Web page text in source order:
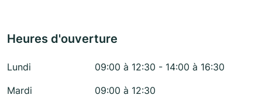
Heures d'ouverture
Lundi
09:00 à 12:30 - 14:00 à 16:30
Mardi
09:00 à 12:30